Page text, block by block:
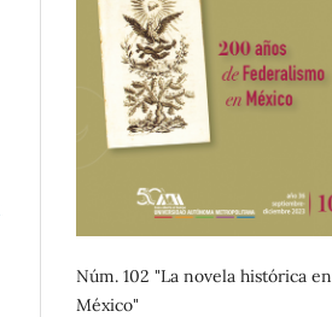
Núm. 102 "La novela histórica en
México"